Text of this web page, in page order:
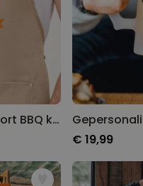
Gepersonaliseerd schort BBQ koning met foto
€ 19,99